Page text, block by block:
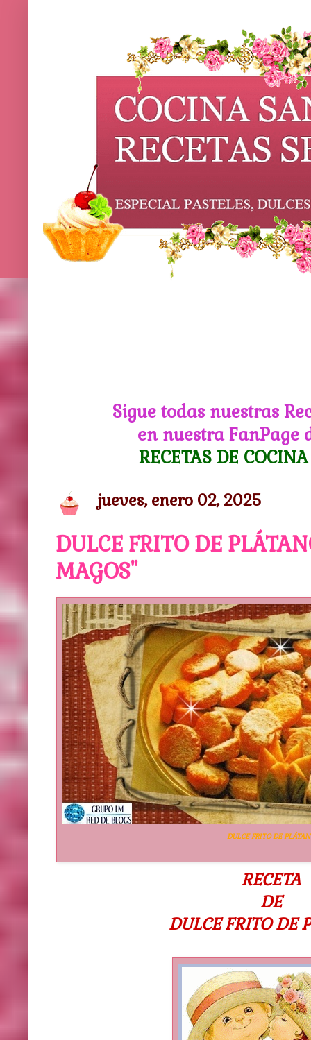
Sigue todas nuestras
en nuestra FanPage
RECETAS DE
jueves, enero 02, 2025
DULCE FRITO DE
MAGOS"
DULCE FRITO DE
RECETA
DE
DULCE FRITO DE